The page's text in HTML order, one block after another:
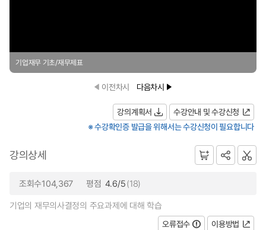
기업재무 기초/재무제표
이전차시 다음차시
강의계획서
수강안내 및 수강신청
※ 수강확인증 발급을 위해서는 수강신청이 필요합니다
강의상세
조회수104,367 평점 4.6/5(18)
기업의 재무의사결정의 주요과제에 대해 학습
오류접수
이용방법